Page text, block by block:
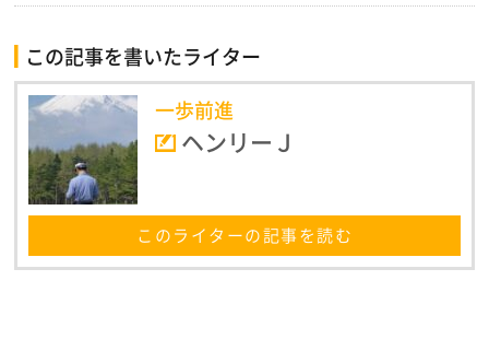
この記事を書いたライター
一歩前進
ヘンリーＪ
このライターの記事を読む